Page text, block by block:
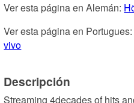
Ver esta página en Alemán:
Ver esta página en Portugues:
vivo
Descripción
Streaming 4decades of hits